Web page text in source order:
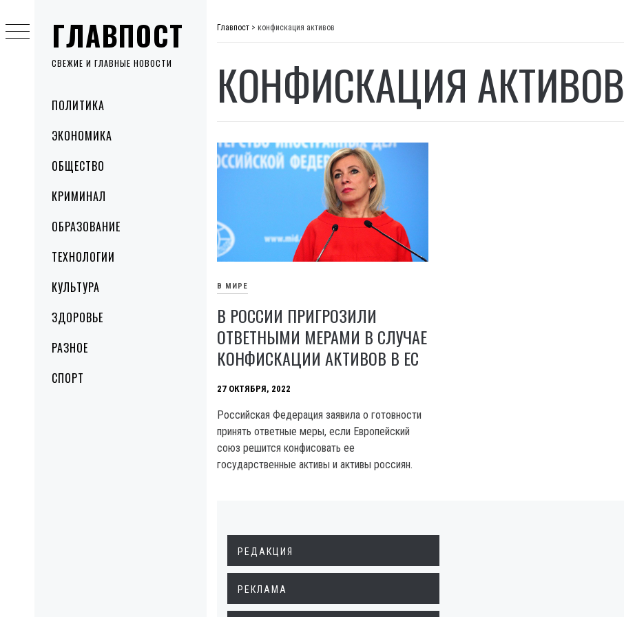
ГЛАВПОСТ
СВЕЖИЕ И ГЛАВНЫЕ НОВОСТИ
MenuПОЛИТИКА
ЭКОНОМИКА
ОБЩЕСТВО
КРИМИНАЛ
ОБРАЗОВАНИЕ
ТЕХНОЛОГИИ
КУЛЬТУРА
ЗДОРОВЬЕ
РАЗНОЕ
СПОРТ
to
content
Главпост > конфискация активов
КОНФИСКАЦИЯ АКТИВОВ
В МИРЕ
В РОССИИ ПРИГРОЗИЛИ
ОТВЕТНЫМИ МЕРАМИ В СЛУЧАЕ
КОНФИСКАЦИИ АКТИВОВ В ЕС
27 ОКТЯБРЯ, 2022
Российская Федерация заявила о готовности
принять ответные меры, если Европейский
союз решится конфисовать ее
государственные активы и активы россиян.
РЕДАКЦИЯ
РЕКЛАМА